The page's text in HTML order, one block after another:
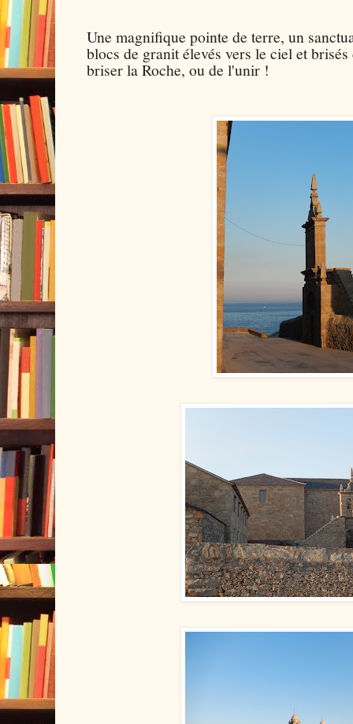
Une magnifique pointe de terre, un
blocs de granit élevés vers le ciel et
briser la Roche, ou de l'unir !